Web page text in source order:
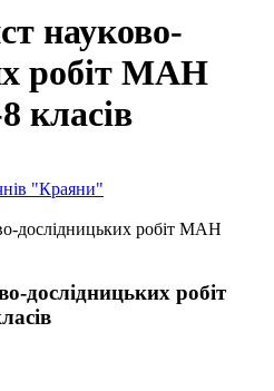
науково-
робіт МАН
класів
"Краяни"
дослідницьких робіт МАН
дослідницьких робіт